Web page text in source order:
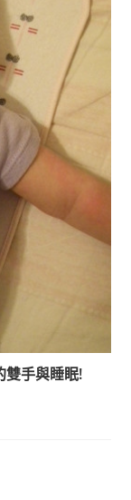
雙手與睡眠!